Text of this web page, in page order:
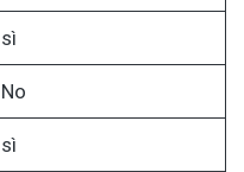
sì
No
sì